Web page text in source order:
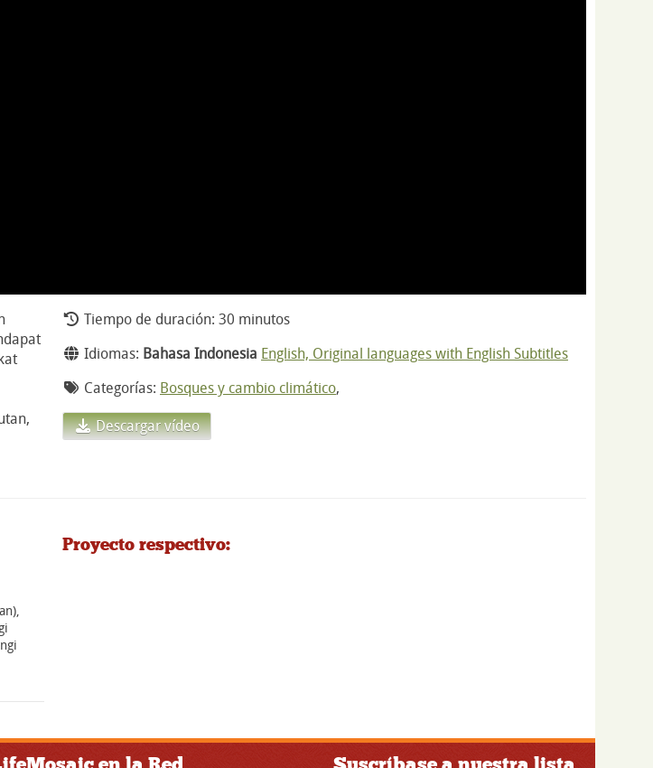
Tiempo de duración: 30 minutos
Idiomas: Bahasa Indonesia English, Original languages with English Subtitles
Categorías: Bosques y cambio climático,
Descargar vídeo
Proyecto respectivo: